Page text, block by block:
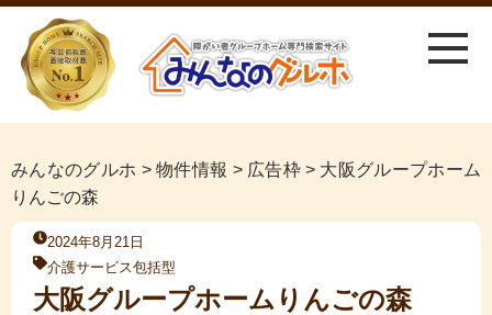
みんなのグルホ > 物件情報 > 広告枠> 大阪グループホーム
りんごの森
2024年8月21日
介護サービス包括型
大阪グループホームりんごの森